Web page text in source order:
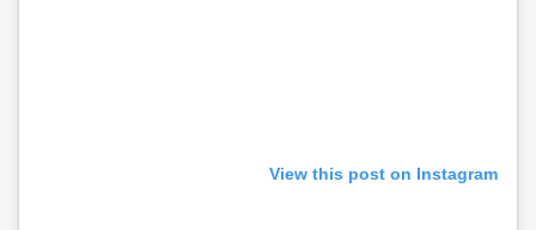
View this post on Instagram